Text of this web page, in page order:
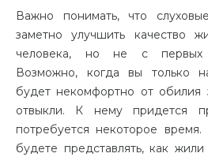
Важно понимать, что
заметно улучшить качество
человека, но не с первых
Возможно, когда вы только
будет некомфортно от обилия
отвыкли. К нему придется
потребуется некоторое
будете представлять, как